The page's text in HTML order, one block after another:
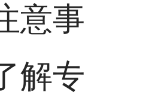
意事
解专